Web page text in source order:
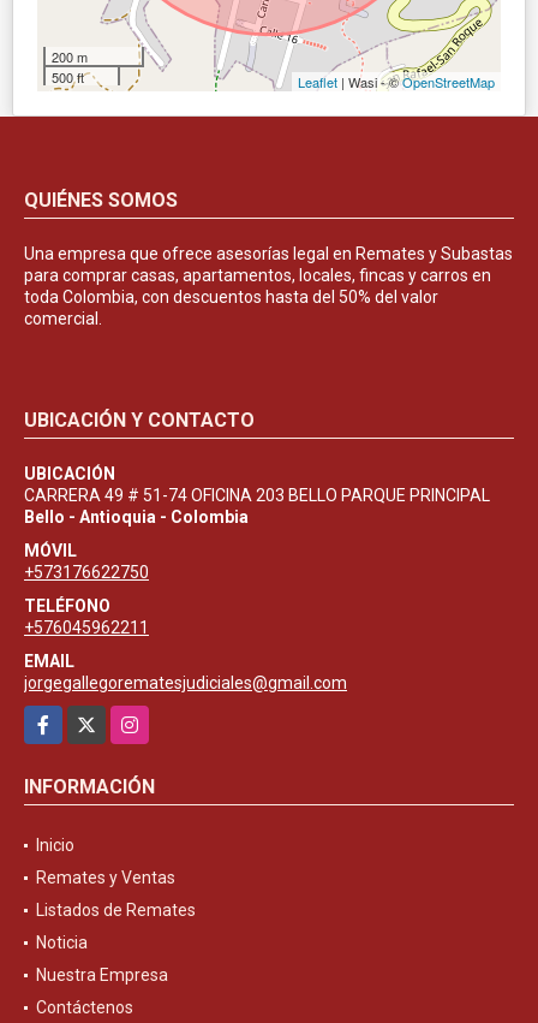
200 m
500 ft
Leaflet | Wasi - ©OpenStreetMap
QUIÉNES SOMOS
Una empresa que ofrece asesorías legal en Remates y Subastas
para comprar casas, apartamentos, locales, fincas y carros en
toda Colombia, con descuentos hasta del 50% del valor
comercial.
UBICACIÓN Y CONTACTO
UBICACIÓN
CARRERA 49 # 51-74 OFICINA 203 BELLO PARQUE PRINCIPAL
Bello - Antioquia - Colombia
MÓVIL
+573176622750
TELÉFONO
+576045962211
EMAIL
jorgegallegorematesjudiciales@gmail.com
Facebook
Instagram
INFORMACIÓN
Inicio
Remates y Ventas
Listados de Remates
Noticia
Nuestra Empresa
Contáctenos